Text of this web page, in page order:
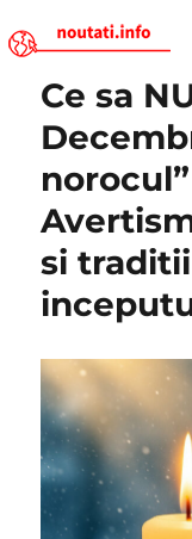
Noutati.Info
Ce sa
si